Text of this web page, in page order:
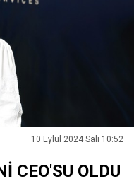
10 Eylül 2024 Salı 10:52
CEO'SU OLDU